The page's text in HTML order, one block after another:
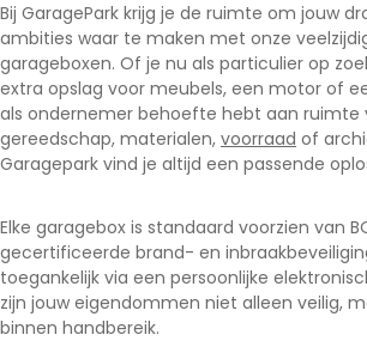
Bij GaragePark krijg je de ruimte om jouw
ambities waar te maken met onze
garageboxen. Of je nu als particulier op
extra opslag voor meubels, een motor of
als ondernemer behoefte hebt aan ruimte
gereedschap, materialen, voorraad of
Garagepark vind je altijd een passende
Elke garagebox is standaard voorzien van
gecertificeerde brand- en
toegankelijk via een persoonlijke
zijn jouw eigendommen niet alleen veilig,
binnen handbereik.